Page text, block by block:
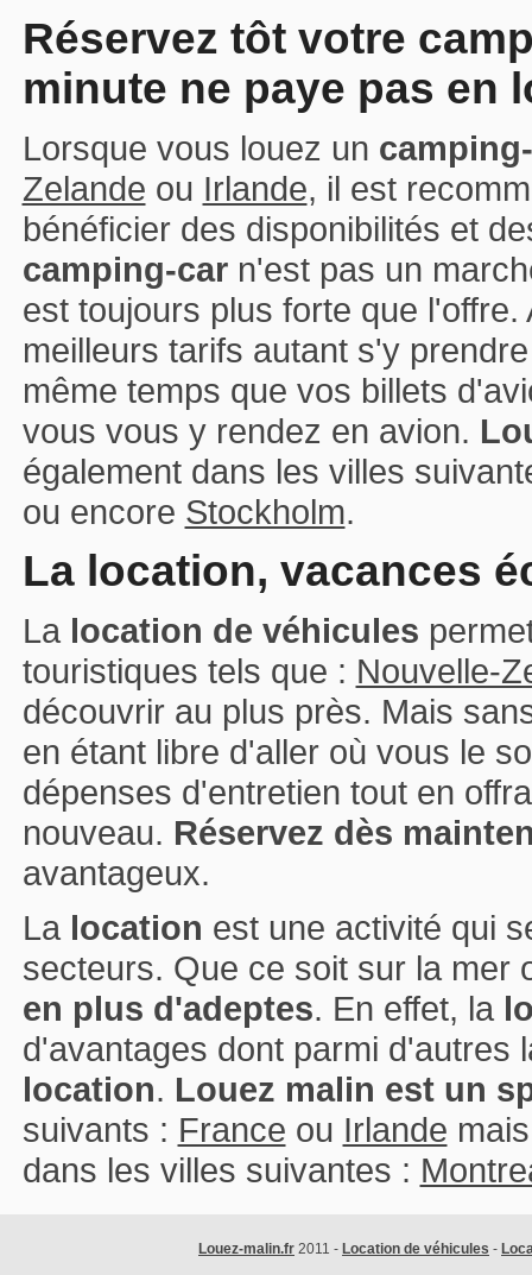
Réservez tôt votre
minute ne paye pas en
Lorsque vous louez un
Zelande ou Irlande, il est
bénéficier des disponibilités et
camping-car n'est pas un
est toujours plus forte que
meilleurs tarifs autant s'y
même temps que vos billets
vous vous y rendez en avion.
également dans les villes
ou encore Stockholm.
La location, vacances
La location de véhicules
touristiques tels que : Nouvelle-
découvrir au plus près. Mais
en étant libre d'aller où vous le
dépenses d'entretien tout en
nouveau. Réservez dès
avantageux.
La location est une activité qui
secteurs. Que ce soit sur la mer
en plus d'adeptes. En effet, la
d'avantages dont parmi d'autres
location. Louez malin est un
suivants : France ou Irlande
dans les villes suivantes :
Louez-malin.fr 2011 - Location de véhicules -